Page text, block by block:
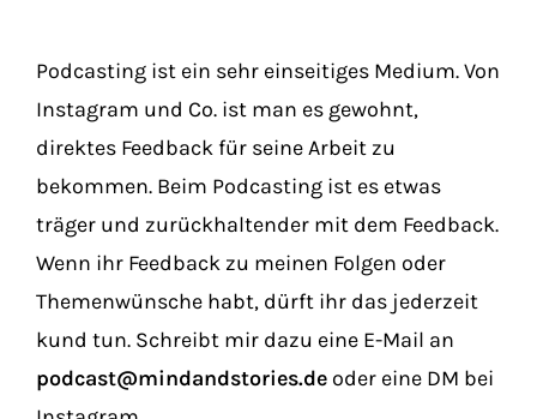
Podcasting ist ein sehr einseitiges Medium. Von
Instagram und Co. ist man es gewohnt,
direktes Feedback für seine Arbeit zu
bekommen. Beim Podcasting ist es etwas
träger und zurückhaltender mit dem Feedback.
Wenn ihr Feedback zu meinen Folgen oder
Themenwünsche habt, dürft ihr das jederzeit
kund tun. Schreibt mir dazu eine E-Mail an
podcast@mindandstories.de oder eine DM bei